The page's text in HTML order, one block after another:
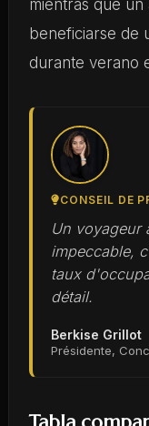
mientras que
beneficiarse de
durante verano
CONSEIL DE
Un voyageur
impeccable,
taux
détail.
Berkise Grillot
Présidente,